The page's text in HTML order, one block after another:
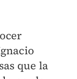
que la